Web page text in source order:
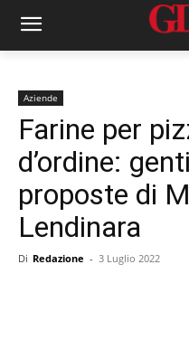
Aziende
Farine per
d’ordine:
proposte di
Lendinara
Di Redazione - 3 Luglio 2022